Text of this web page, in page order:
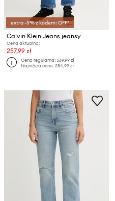
extra -5% z kodem: OFF*
Calvin Klein Jeans jeansy
Cena aktualna:
257,99 zł
Cena regularna:569,99 zł
Najniższa cena:284,99 zł